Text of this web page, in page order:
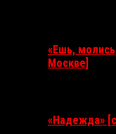
«Ешь,
Москве]
«Надежда»